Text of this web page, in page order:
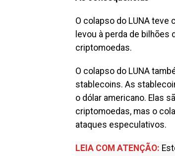
O colapso do LUNA teve
levou à perda de
criptomoedas.
O colapso do LUNA
stablecoins. As
o dólar americano. Elas
criptomoedas, mas o
ataques especulativos.
LEIA COM ATENÇÃO: